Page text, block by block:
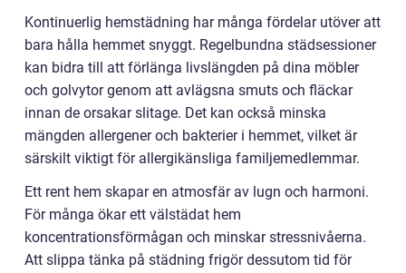
Kontinuerlig hemstädning har många fördelar utöver att
bara hålla hemmet snyggt. Regelbundna städsessioner
kan bidra till att förlänga livslängden på dina möbler
och golvytor genom att avlägsna smuts och fläckar
innan de orsakar slitage. Det kan också minska
mängden allergener och bakterier i hemmet, vilket är
särskilt viktigt för allergikänsliga familjemedlemmar.
Ett rent hem skapar en atmosfär av lugn och harmoni.
För många ökar ett välstädat hem
koncentrationsförmågan och minskar stressnivåerna.
Att slippa tänka på städning frigör dessutom tid för